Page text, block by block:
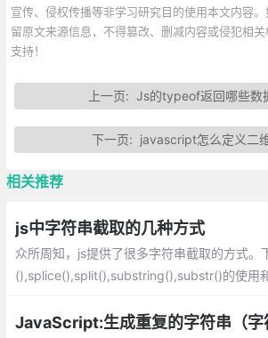
宣传、侵权传播等非学习研究目的使用本文内容
留原文来源信息，不得篡改、删减内容或侵犯相
支持！
上一页: Js的typeof返回哪些数
下一页: javascript怎么定义二
相关推荐
js中字符串截取的几种方式
众所周知，js提供了很多字符串截取的方式。
(),splice(),split(),substring(),substr()的使用
JavaScript:生成重复的字符串（字